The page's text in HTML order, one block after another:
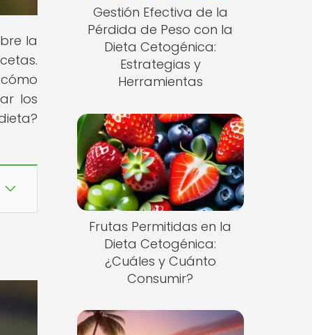
la
los
Gestión Efectiva de la
Pérdida de Peso con la
Dieta Cetogénica:
Estrategias y
Herramientas
Frutas Permitidas en la
Dieta Cetogénica:
¿Cuáles y Cuánto
Consumir?